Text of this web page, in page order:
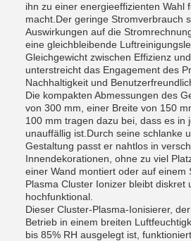
ihn zu einer energieeffizienten Wahl
macht.Der geringe Stromverbrauch
Auswirkungen auf die
eine gleichbleibende
Gleichgewicht zwischen Effizienz
unterstreicht das Engagement des
Nachhaltigkeit und
Die kompakten Abmessungen des
von 300 mm, einer Breite von 150
100 mm tragen dazu bei, dass es in
unauffällig ist.Durch seine schlanke
Gestaltung passt er nahtlos in
Innendekorationen, ohne zu viel
einer Wand montiert oder auf einem
Plasma Cluster Ionizer bleibt diskret
hochfunktional.
Dieser Cluster-Plasma-Ionisierer,
Betrieb in einem breiten
bis 85% RH ausgelegt ist,